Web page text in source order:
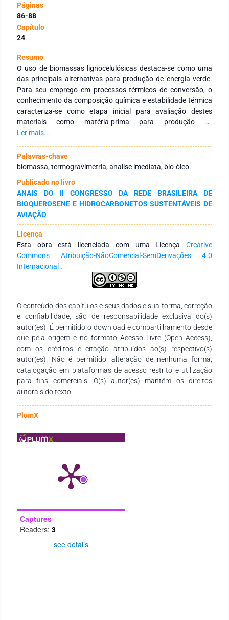
Páginas
86-88
Capítulo
24
Resumo
O uso de biomassas lignocelulósicas destaca-se como uma
das principais alternativas para produção de energia verde.
Para seu emprego em processos térmicos de conversão, o
conhecimento da composição química e estabilidade térmica
caracteriza-se como etapa inicial para avaliação destes
materiais como matéria-prima para produção de
combustíveis líquidos. Sendo assim, objetivou-se avaliar o
matéria-prima para obtenção de biocombustíveis, mediante
análise imediata e termogravimetria (TG). Foi possível
verificar que o caroço do açaí possui características
promissoras caso seja direcionada para produção de
biocombustíveis, como baixo teor de umidade (9,30%), baixa
quantidade de cinzas (1,75%) e alto teor de material-volátil
(83,5%), caracterizando a biomassa como matéria-prima
promissora para produção de bio-óleo
Ler mais...
Palavras-chave
biomassa, termogravimetria, analise imediata, bio-óleo.
Publicado no livro
ANAIS DO II CONGRESSO DA REDE BRASILEIRA DE
BIOQUEROSENE E HIDROCARBONETOS SUSTENTÁVEIS DE
AVIAÇÃO
Licença
Esta obra está licenciada com uma Licença Creative
Commons Atribuição-NãoComercial-SemDerivações 4.0
Internacional .
O conteúdo dos capítulos e seus dados e sua forma, correção
e confiabilidade, são de responsabilidade exclusiva do(s)
autor(es). É permitido o download e compartilhamento desde
que pela origem e no formato Acesso Livre (Open Access),
com os créditos e citação atribuídos ao(s) respectivo(s)
autor(es). Não é permitido: alteração de nenhuma forma,
catalogação em plataformas de acesso restrito e utilização
para fins comerciais. O(s) autor(es) mantêm os direitos
autorais do texto.
PlumX
Captures
Readers: 3
see details